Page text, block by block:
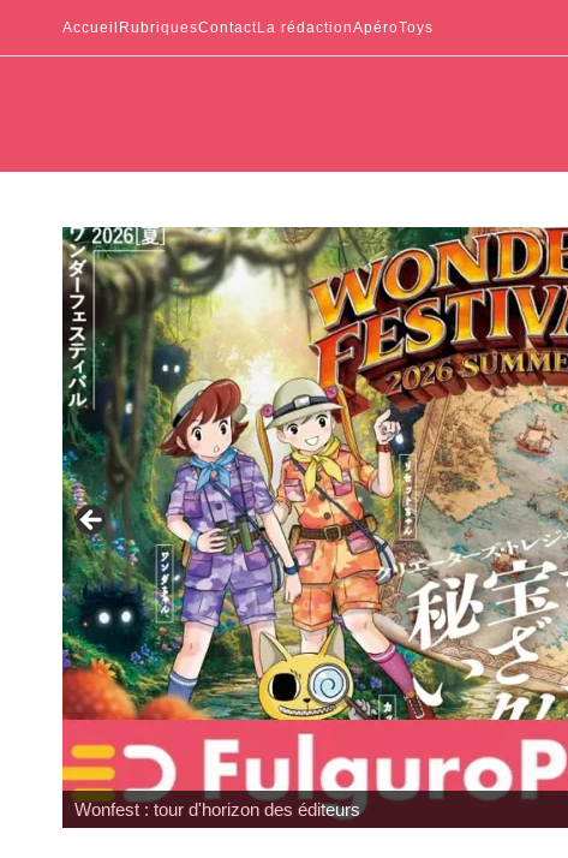
Accueil RubriquesContactLa rédactionApéroToys
Pocket Fighter